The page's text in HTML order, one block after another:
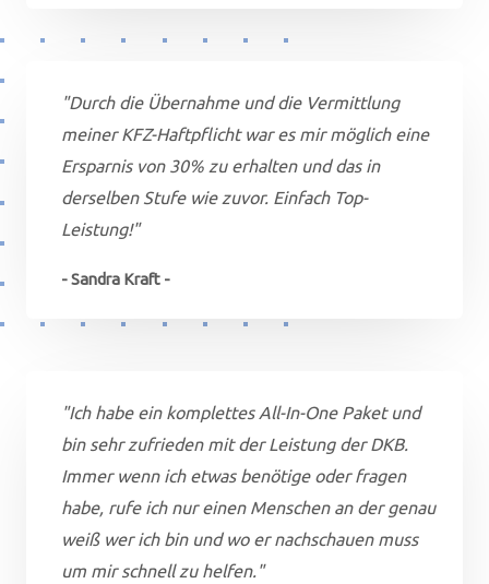
"Durch die Übernahme und die Vermittlung
meiner KFZ-Haftpflicht war es mir möglich eine
Ersparnis von 30% zu erhalten und das in
derselben Stufe wie zuvor. Einfach Top-
Leistung!"
- Sandra Kraft -
"Ich habe ein komplettes All-In-One Paket und
bin sehr zufrieden mit der Leistung der DKB.
Immer wenn ich etwas benötige oder fragen
habe, rufe ich nur einen Menschen an der genau
weiß wer ich bin und wo er nachschauen muss
um mir schnell zu helfen."